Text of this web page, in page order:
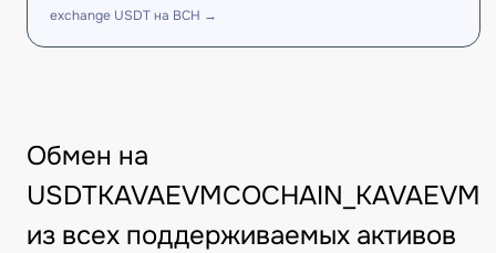
exchange USDT на BCH →
Обмен на
USDTKAVAEVMCOCHAIN_KAVAEVM
из всех поддерживаемых активов